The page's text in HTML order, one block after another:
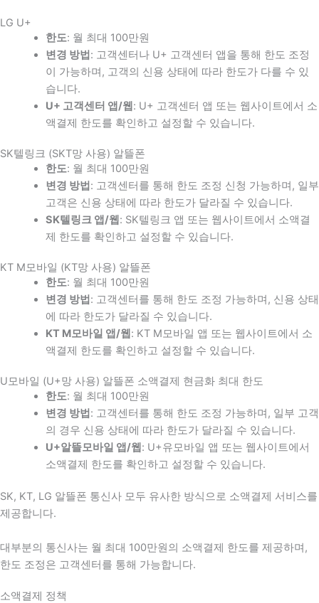
LG U+
한도: 월 최대 100만원
변경 방법 : 고객센터나 U+ 고객센터 앱을 통해 한도 조정
이 가능하며, 고객의 신용 상태에 따라 한도가 다를 수 있
습니다.
U+ 고객센터 앱/웹 : U+ 고객센터 앱 또는 웹사이트에서 소
액결제 한도를 확인하고 설정할 수 있습니다.
SK텔링크 (SKT망 사용) 알뜰폰
한도: 월 최대 100만원
변경 방법 : 고객센터를 통해 한도 조정 신청 가능하며, 일부
고객은 신용 상태에 따라 한도가 달라질 수 있습니다.
SK텔링크 앱/웹 : SK텔링크 앱 또는 웹사이트에서 소액결
제 한도를 확인하고 설정할 수 있습니다.
KT M모바일 (KT망 사용) 알뜰폰
한도: 월 최대 100만원
변경 방법 : 고객센터를 통해 한도 조정 가능하며, 신용 상태
에 따라 한도가 달라질 수 있습니다.
KT M모바일 앱/웹 : KT M모바일 앱 또는 웹사이트에서 소
액결제 한도를 확인하고 설정할 수 있습니다.
U모바일 (U+망 사용) 알뜰폰 소액결제 현금화 최대 한도
한도: 월 최대 100만원
변경 방법 : 고객센터를 통해 한도 조정 가능하며, 일부 고객
의 경우 신용 상태에 따라 한도가 달라질 수 있습니다.
U+알뜰모바일 앱/웹 : U+유모바일 앱 또는 웹사이트에서
소액결제 한도를 확인하고 설정할 수 있습니다.
SK, KT, LG 알뜰폰 통신사 모두 유사한 방식으로 소액결제 서비스를
제공합니다.
대부분의 통신사는 월 최대 100만원의 소액결제 한도를 제공하며,
한도 조정은 고객센터를 통해 가능합니다.
소액결제 정책